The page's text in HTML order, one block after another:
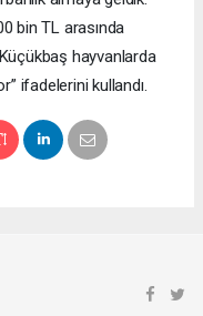
bin TL arasında
hayvanlarda
ifadelerini kullandı.